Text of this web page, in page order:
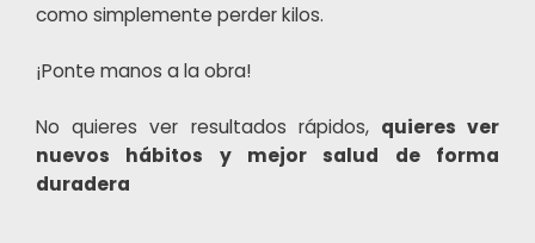
como simplemente perder kilos.
¡Ponte manos a la obra!
No quieres ver resultados rápidos, quieres ver
nuevos hábitos y mejor salud de forma
duradera